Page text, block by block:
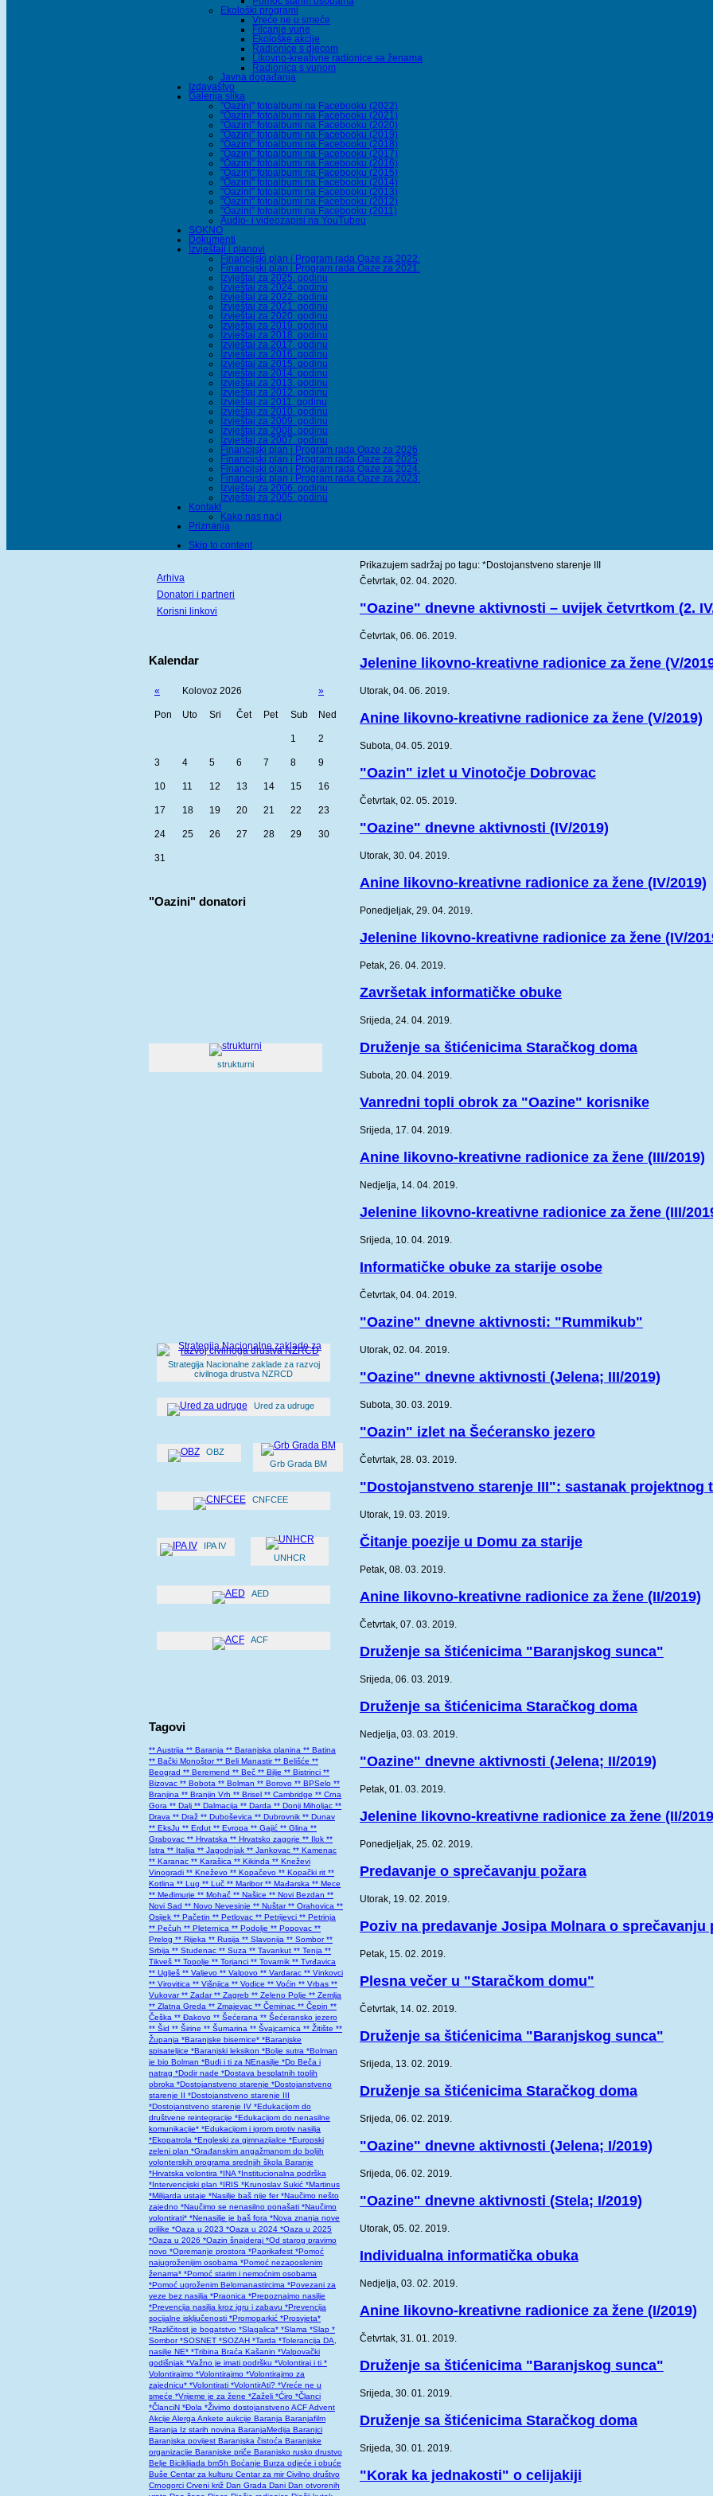
Ekološki programi
Vreće ne u smeće
Filcanje vune
Ekološke akcije
Radionice s djecom
Likovno-kreativne radionice sa ženama
Radionica s vunom
Javna događanja
Izdavaštvo
Galerija slika
"Oazini" fotoalbumi na Facebooku (2022)
"Oazini" fotoalbumi na Facebooku (2021)
"Oazini" fotoalbumi na Facebooku (2020)
"Oazini" fotoalbumi na Facebooku (2019)
"Oazini" fotoalbumi na Facebooku (2018)
"Oazini" fotoalbumi na Facebooku (2017)
"Oazini" fotoalbumi na Facebooku (2016)
"Oazini" fotoalbumi na Facebooku (2015)
"Oazini" fotoalbumi na Facebooku (2014)
"Oazini" fotoalbumi na Facebooku (2013)
"Oazini" fotoalbumi na Facebooku (2012)
"Oazini" fotoalbumi na Facebooku (2011)
Audio- i videozapisi na YouTubeu
SOKNO
Dokumenti
Izvještaji i planovi
Financijski plan i Program rada Oaze za 2022.
Financijski plan i Program rada Oaze za 2021.
Izvještaj za 2025. godinu
Izvještaj za 2024. godinu
Izvještaj za 2022. godinu
Izvještaj za 2021. godinu
Izvještaj za 2020. godinu
Izvještaj za 2019. godinu
Izvještaj za 2018. godinu
Izvještaj za 2017. godinu
Izvještaj za 2016. godinu
Izvještaj za 2015. godinu
Izvještaj za 2014. godinu
Izvještaj za 2013. godinu
Izvještaj za 2012. godinu
Izvještaj za 2011. godinu
Izvještaj za 2010. godinu
Izvještaj za 2009. godinu
Izvještaj za 2008. godinu
Izvještaj za 2007. godinu
Financijski plan i Program rada Oaze za 2026
Financijski plan i Program rada Oaze za 2025
Financijski plan i Program rada Oaze za 2024.
Financijski plan i Program rada Oaze za 2023.
Izvještaj za 2006. godinu
Izvještaj za 2005. godinu
Kontakt
Kako nas naći
Priznanja
Skip to content
Prikazujem sadržaj po tagu: *Dostojanstveno starenje III
Četvrtak, 02. 04. 2020.
"Oazine" dnevne aktivnosti – uvijek četvrtkom (2.
Četvrtak, 06. 06. 2019.
Jelenine likovno-kreativne radionice za žene (V/
Utorak, 04. 06. 2019.
Anine likovno-kreativne radionice za žene (V/2019)
Subota, 04. 05. 2019.
"Oazin" izlet u Vinotočje Dobrovac
Četvrtak, 02. 05. 2019.
"Oazine" dnevne aktivnosti (IV/2019)
Utorak, 30. 04. 2019.
Anine likovno-kreativne radionice za žene (IV/2019)
Ponedjeljak, 29. 04. 2019.
Jelenine likovno-kreativne radionice za žene (IV/
Petak, 26. 04. 2019.
Završetak informatičke obuke
Srijeda, 24. 04. 2019.
Druženje sa štićenicima Staračkog doma
Subota, 20. 04. 2019.
Vanredni topli obrok za "Oazine" korisnike
Srijeda, 17. 04. 2019.
Anine likovno-kreativne radionice za žene (III/2019)
Nedjelja, 14. 04. 2019.
Jelenine likovno-kreativne radionice za žene (III/
Srijeda, 10. 04. 2019.
Informatičke obuke za starije osobe
Četvrtak, 04. 04. 2019.
"Oazine" dnevne aktivnosti: "Rummikub"
Utorak, 02. 04. 2019.
"Oazine" dnevne aktivnosti (Jelena; III/2019)
Subota, 30. 03. 2019.
"Oazin" izlet na Šećeransko jezero
Četvrtak, 28. 03. 2019.
"Dostojanstveno starenje III": sastanak projektnog
Utorak, 19. 03. 2019.
Čitanje poezije u Domu za starije
Petak, 08. 03. 2019.
Anine likovno-kreativne radionice za žene (II/2019)
Četvrtak, 07. 03. 2019.
Druženje sa štićenicima "Baranjskog sunca"
Srijeda, 06. 03. 2019.
Druženje sa štićenicima Staračkog doma
Nedjelja, 03. 03. 2019.
"Oazine" dnevne aktivnosti (Jelena; II/2019)
Petak, 01. 03. 2019.
Jelenine likovno-kreativne radionice za žene (II/
Ponedjeljak, 25. 02. 2019.
Predavanje o sprečavanju požara
Utorak, 19. 02. 2019.
Poziv na predavanje Josipa Molnara o sprečavanju
Petak, 15. 02. 2019.
Plesna večer u "Staračkom domu"
Četvrtak, 14. 02. 2019.
Druženje sa štićenicima "Baranjskog sunca"
Srijeda, 13. 02. 2019.
Druženje sa štićenicima Staračkog doma
Srijeda, 06. 02. 2019.
"Oazine" dnevne aktivnosti (Jelena; I/2019)
Srijeda, 06. 02. 2019.
"Oazine" dnevne aktivnosti (Stela; I/2019)
Utorak, 05. 02. 2019.
Individualna informatička obuka
Nedjelja, 03. 02. 2019.
Anine likovno-kreativne radionice za žene (I/2019)
Četvrtak, 31. 01. 2019.
Druženje sa štićenicima "Baranjskog sunca"
Srijeda, 30. 01. 2019.
Druženje sa štićenicima Staračkog doma
Srijeda, 30. 01. 2019.
"Korak ka jednakosti" o celijakiji
Arhiva
Donatori i partneri
Korisni linkovi
Kalendar
« Kolovoz 2026 »
Pon Uto Sri Čet Pet Sub Ned
1 2
3 4 5 6 7 8 9
10 11 12 13 14 15 16
17 18 19 20 21 22 23
24 25 26 27 28 29 30
31
"Oazini" donatori
strukturni
Strategija Nacionalne zaklade za razvoj
civilnoga drustva NZRCD
Ured za udruge
OBZ
Grb Grada BM
CNFCEE
IPA IV
UNHCR
AED
ACF
Tagovi
** Austrija ** Baranja ** Baranjska planina ** Batina
** Bački Monoštor** Beli Manastir** Belišće **
Beograd ** Beremend ** Beč ** Bilje ** Bistrinci **
Bizovac ** Bobota ** Bolman ** Borovo ** BPSelo **
Branjina ** Branjin Vrh ** Brisel ** Cambridge ** Crna
Gora ** Dalj ** Dalmacija ** Darda ** Donji Miholjac **
Drava ** Draž ** Duboševica ** Dubrovnik ** Dunav
** EksJu ** Erdut ** Evropa ** Gajić ** Glina **
Grabovac ** Hrvatska ** Hrvatsko zagorje ** Ilok **
Istra ** Italija ** Jagodnjak ** Jankovac ** Kamenac
** Karanac ** Karašica ** Kikinda ** Kneževi
Vinogradi ** Kneževo ** Kopačevo ** Kopački rit **
Kotlina ** Lug ** Luč ** Maribor** Mađarska ** Mece
** Međimurje ** Mohač ** Našice ** Novi Bezdan **
Novi Sad ** Novo Nevesinje ** Nuštar** Orahovica **
Osijek ** Pačetin ** Petlovac ** Petrijevci ** Petrinja
** Pečuh ** Pleternica ** Podolje ** Popovac **
Prelog ** Rijeka ** Rusija ** Slavonija ** Sombor**
Srbija ** Studenac ** Suza ** Tavankut ** Tenja **
Tikveš ** Topolje ** Torjanci ** Tovarnik ** Tvrđavica
** Uglješ ** Valjevo ** Valpovo ** Vardarac ** Vinkovci
** Virovitica ** Višnjica ** Vodice ** Voćin ** Vrbas **
Vukovar** Zadar** Zagreb ** Zeleno Polje ** Zemlja
** Zlatna Greda ** Zmajevac ** Čeminac ** Čepin **
Češka ** Đakovo ** Šećerana ** Šećeransko jezero
** Šid ** Širine ** Šumarina ** Švajcarnica ** Žitište **
Županja *Baranjske bisernice* *Baranjske
spisateljice *Baranjski leksikon *Bolje sutra *Bolman
je bio Bolman *Budi i ti za NEnasilje *Do Beča i
natrag *Dodir nade *Dostava besplatnih toplih
obroka *Dostojanstveno starenje *Dostojanstveno
starenje II *Dostojanstveno starenje III
*Dostojanstveno starenje IV *Edukacijom do
društvene reintegracije *Edukacijom do nenasilne
komunikacije* *Edukacijom i igrom protiv nasilja
*Ekopatrola *Engleski za gimnazijalce *Europski
zeleni plan *Građanskim angažmanom do boljih
volonterskih programa srednjih škola Baranje
*Hrvatska volontira *INA *Institucionalna podrška
*Intervencijski plan *IRIS *Krunoslav Sukić *Martinus
*Milijarda ustaje *Nasilje baš nije fer*Naučimo nešto
zajedno *Naučimo se nenasilno ponašati *Naučimo
volontirati* *Nenasilje je baš fora *Nova znanja nove
prilike *Oaza u 2023 *Oaza u 2024 *Oaza u 2025
*Oaza u 2026 *Oazin šnajderaj *Od starog pravimo
novo *Opremanje prostora *Paprikafest *Pomoć
najugroženijim osobama *Pomoć nezaposlenim
ženama* *Pomoć starim i nemoćnim osobama
*Pomoć ugroženim Belomanastircima *Povezani za
veze bez nasilja *Praonica *Prepoznajmo nasilje
*Prevencija nasilja kroz igru i zabavu *Prevencija
socijalne isključenosti *Promoparkić *Prosvjeta*
*Različitost je bogatstvo *Slagalica* *Slama *Slap *
Sombor*SOSNET *SOZAH *Tarda *Tolerancija DA,
nasilje NE* *Tribina Braća Kašanin *Valpovački
godišnjak *Važno je imati podršku *Volontiraj i ti *
Volontirajmo *Volontirajmo *Volontirajmo za
zajednicu* *Volontirati *VolontirAti? *Vreće ne u
smeće *Vrijeme je za žene *Zaželi *Ćiro *Članci
*ČlanciN *Đola *Živimo dostojanstvenoACFAdvent
Akcije Alerga Ankete aukcije Baranja Baranjafilm
Baranja Iz starih novina BaranjaMedija Baranjci
Baranjska povijest Baranjska čistoća Baranjske
organizacije Baranjske priče Baranjsko rusko drustvo
Belje Biciklijada bm5h Boćanje Burza odjeće i obuće
Buše Centar za kulturu Centar za mirCivilno društvo
Crnogorci Crveni križ Dan Grada Dani Dan otvorenih